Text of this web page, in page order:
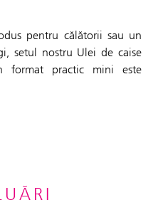
pentru călătorii sau un
setul nostru Ulei de caise
practic mini este